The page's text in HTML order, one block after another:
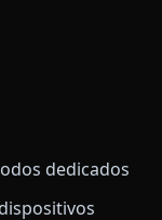
dedicados